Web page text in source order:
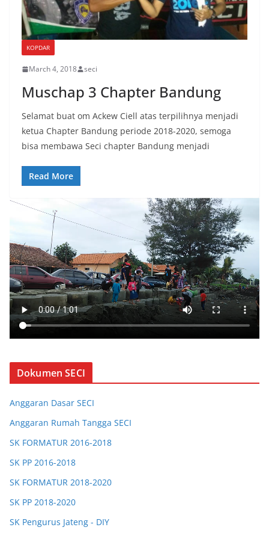
KOPDAR
March 4, 2018 seci
Muschap 3 Chapter Bandung
Selamat buat om Ackew Ciell atas terpilihnya menjadi
ketua Chapter Bandung periode 2018-2020, semoga
bisa membawa Seci chapter Bandung menjadi
Read More
Dokumen SECI
Anggaran Dasar SECI
Anggaran Rumah Tangga SECI
SK FORMATUR 2016-2018
SK PP 2016-2018
SK FORMATUR 2018-2020
SK PP 2018-2020
SK Pengurus Jateng - DIY